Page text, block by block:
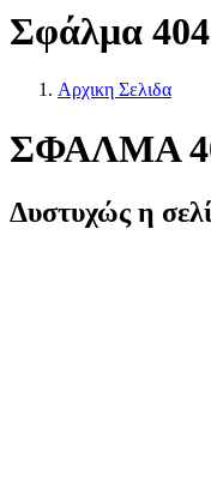
Σφάλμα 404
Αρχικη Σελιδα
ΣΦΑΛΜΑ
Δυστυχώς η